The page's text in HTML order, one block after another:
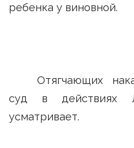
ребенка у виновной.
Отягчающих
суд в действиях
усматривает.